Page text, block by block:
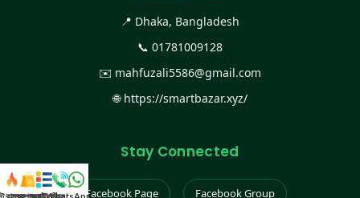
📍 Dhaka, Bangladesh
📞 01781009128
✉️ mahfuzali5586@gmail.com
🌐 https://smartbazar.xyz/
Stay Connected
Facebook Page Facebook Group